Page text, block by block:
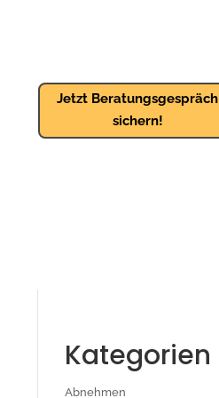
Jetzt Beratungsgespräch
sichern!
Kategorien
Abnehmen